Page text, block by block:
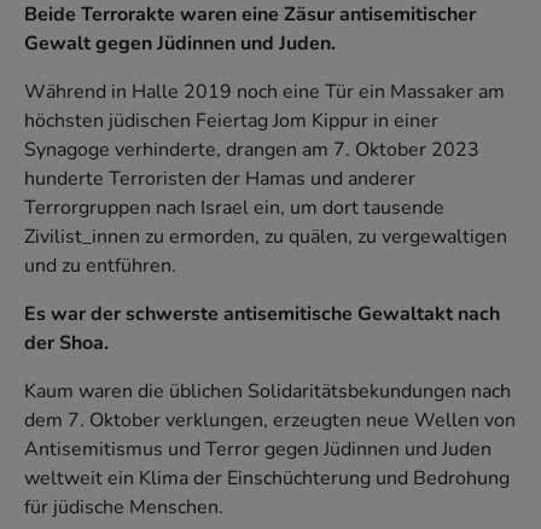
Beide Terrorakte waren eine Zäsur antisemitischer
Gewalt gegen Jüdinnen und Juden.
Während in Halle 2019 noch eine Tür ein Massaker am
höchsten jüdischen Feiertag Jom Kippur in einer
Synagoge verhinderte, drangen am 7. Oktober 2023
hunderte Terroristen der Hamas und anderer
Terrorgruppen nach Israel ein, um dort tausende
Zivilist_innen zu ermorden, zu quälen, zu vergewaltigen
und zu entführen.
Es war der schwerste antisemitische Gewaltakt nach
der Shoa.
Kaum waren die üblichen Solidaritätsbekundungen nach
dem 7. Oktober verklungen, erzeugten neue Wellen von
Antisemitismus und Terror gegen Jüdinnen und Juden
weltweit ein Klima der Einschüchterung und Bedrohung
für jüdische Menschen.